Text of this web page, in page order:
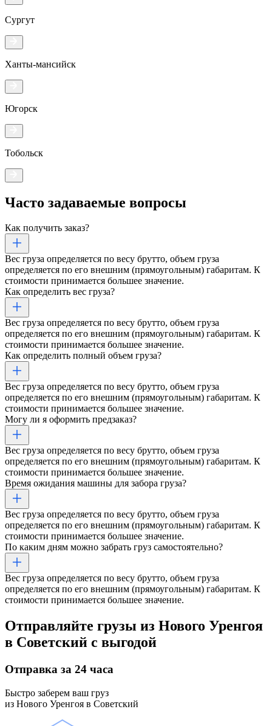
Сургут
Ханты-мансийск
Югорск
Тобольск
Часто задаваемые вопросы
Как получить заказ?
Вес груза определяется по весу брутто, объем груза
определяется по его внешним (прямоугольным) габаритам. К
стоимости принимается большее значение.
Как определить вес груза?
Вес груза определяется по весу брутто, объем груза
определяется по его внешним (прямоугольным) габаритам. К
стоимости принимается большее значение.
Как определить полный объем груза?
Вес груза определяется по весу брутто, объем груза
определяется по его внешним (прямоугольным) габаритам. К
стоимости принимается большее значение.
Могу ли я оформить предзаказ?
Вес груза определяется по весу брутто, объем груза
определяется по его внешним (прямоугольным) габаритам. К
стоимости принимается большее значение.
Время ожидания машины для забора груза?
Вес груза определяется по весу брутто, объем груза
определяется по его внешним (прямоугольным) габаритам. К
стоимости принимается большее значение.
По каким дням можно забрать груз самостоятельно?
Вес груза определяется по весу брутто, объем груза
определяется по его внешним (прямоугольным) габаритам. К
стоимости принимается большее значение.
Отправляйте грузы из Нового Уренгоя
в Советский с выгодой
Отправка за 24 часа
Быстро заберем ваш груз
из Нового Уренгоя в Советский